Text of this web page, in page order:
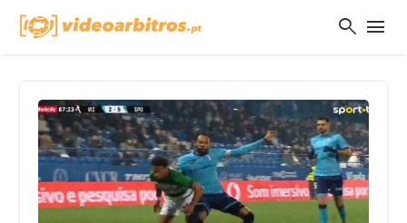
search menu